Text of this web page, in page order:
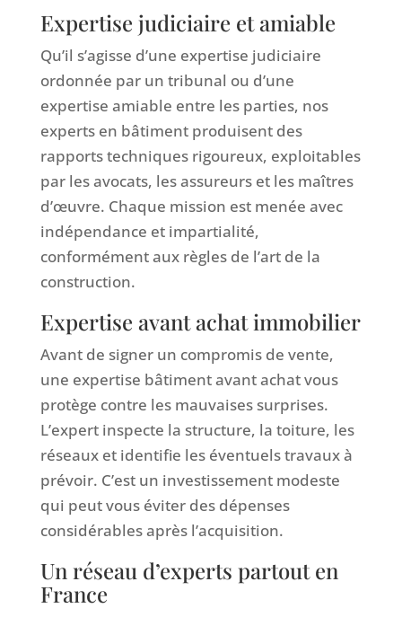
Expertise judiciaire et amiable
Qu’il s’agisse d’une expertise judiciaire
ordonnée par un tribunal ou d’une
expertise amiable entre les parties, nos
experts en bâtiment produisent des
rapports techniques rigoureux, exploitables
par les avocats, les assureurs et les maîtres
d’œuvre. Chaque mission est menée avec
indépendance et impartialité,
conformément aux règles de l’art de la
construction.
Expertise avant achat immobilier
Avant de signer un compromis de vente,
une expertise bâtiment avant achat vous
protège contre les mauvaises surprises.
L’expert inspecte la structure, la toiture, les
réseaux et identifie les éventuels travaux à
prévoir. C’est un investissement modeste
qui peut vous éviter des dépenses
considérables après l’acquisition.
Un réseau d’experts partout en
France